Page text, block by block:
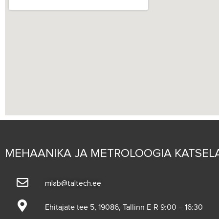
MEHAANIKA JA METROLOOGIA
mlab@taltech.ee
Ehitajate tee 5, 19086, Tallinn E-R 9:00 – 16:30